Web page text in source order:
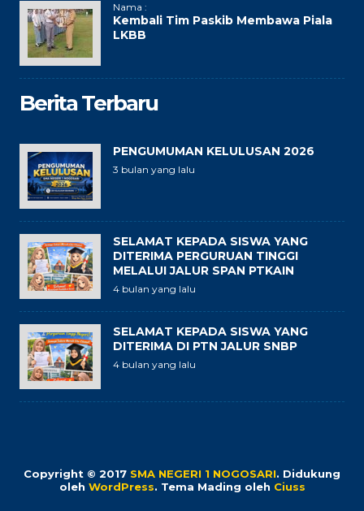
Nama :
Kembali Tim Paskib Membawa Piala
LKBB
Berita Terbaru
PENGUMUMAN KELULUSAN 2026
3 bulan yang lalu
SELAMAT KEPADA SISWA YANG
DITERIMA PERGURUAN TINGGI
MELALUI JALUR SPAN PTKAIN
4 bulan yang lalu
SELAMAT KEPADA SISWA YANG
DITERIMA DI PTN JALUR SNBP
4 bulan yang lalu
Copyright © 2017 SMA NEGERI 1 NOGOSARI. Didukung
oleh WordPress. Tema Mading oleh Ciuss